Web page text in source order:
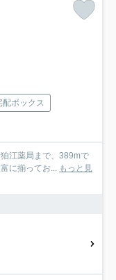
配ボックス
江薬局まで、389mで
に揃ってお... もっと見